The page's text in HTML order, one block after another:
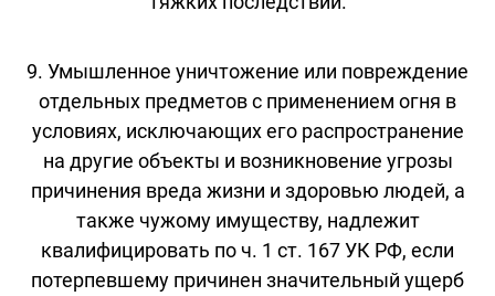
9. Умышленное уничтожение или повреждение
отдельных предметов с применением огня в
условиях, исключающих его распространение
на другие объекты и возникновение угрозы
причинения вреда жизни и здоровью людей, а
также чужому имуществу, надлежит
квалифицировать по ч. 1 ст. 167 УК РФ, если
потерпевшему причинен значительный ущерб